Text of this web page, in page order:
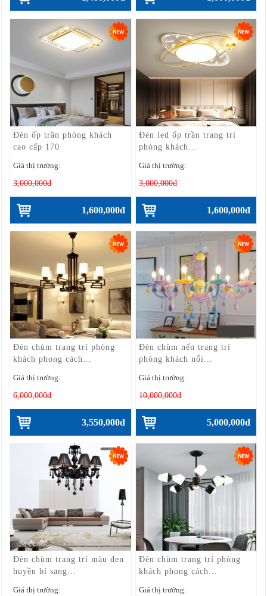
Đèn ốp trần phòng khách
cao cấp 170
Giá thị trường:
3,000,000đ
1,600,000đ
Đèn led ốp trần trang trí
phòng khách...
Giá thị trường:
3,000,000đ
1,600,000đ
Đèn chùm trang trí phòng
khách phong cách...
Giá thị trường:
6,000,000đ
3,550,000đ
Đèn chùm nến trang trí
phòng khách nổi...
Giá thị trường:
10,000,000đ
5,000,000đ
Đèn chùm trang trí màu đen
huyền bí sang...
Giá thị trường:
Đèn chùm trang trí phòng
khách phong cách...
Giá thị trường: